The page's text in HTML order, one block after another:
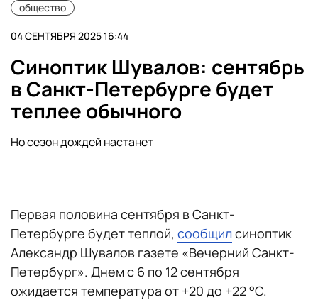
общество
04 СЕНТЯБРЯ 2025 16:44
Синоптик Шувалов: сентябрь
в Санкт-Петербурге будет
теплее обычного
Но сезон дождей настанет
Первая половина сентября в Санкт-
Петербурге будет теплой, сообщилсиноптик
Александр Шувалов газете «Вечерний Санкт-
Петербург». Днем с 6 по 12 сентября
ожидается температура от +20 до +22 °C.